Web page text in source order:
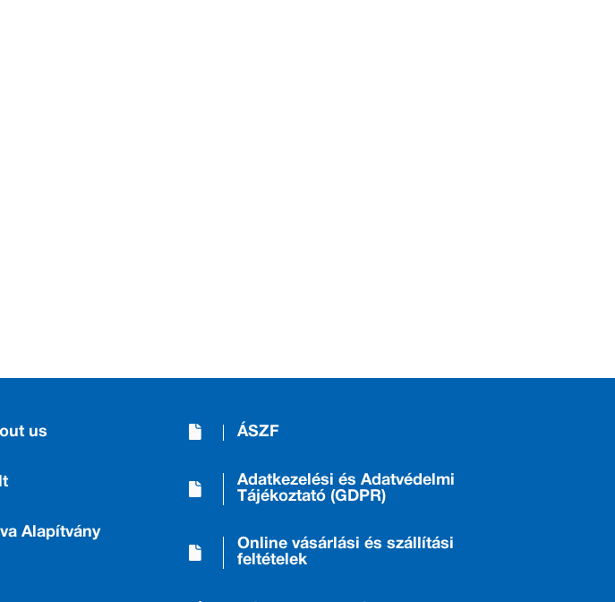
us
Alapítvány
ÁSZF
Adatkezelési és Adatvédelmi
Tájékoztató (GDPR)
Online vásárlási és szállítási
feltételek